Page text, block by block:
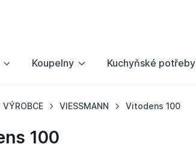
Koupelny Kuchyňské potřeby
VÝROBCE VIESSMANN Vitodens 100
100